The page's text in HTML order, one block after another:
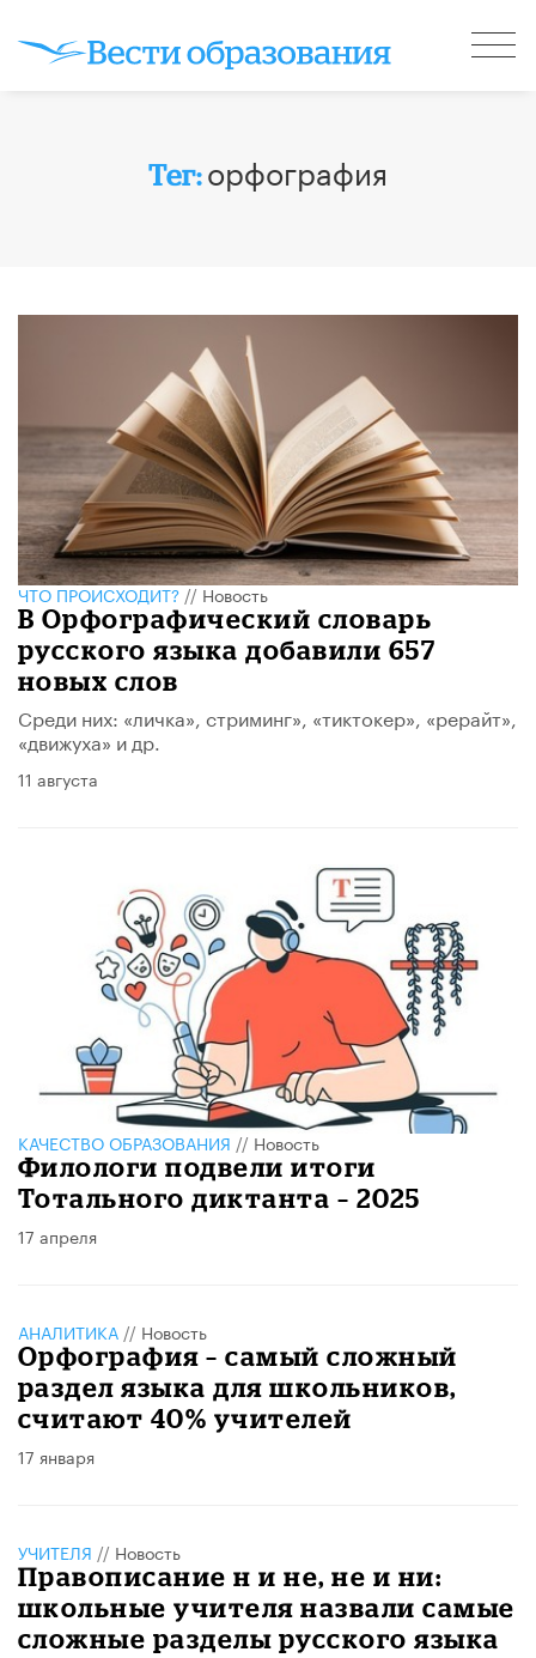
Тег:орфография
ЧТО ПРОИСХОДИТ?//Новость
В Орфографический словарь
русского языка добавили 657
новых слов
Среди них: «личка», стриминг», «тиктокер», «рерайт»,
«движуха» и др.
11 августа
КАЧЕСТВО ОБРАЗОВАНИЯ // Новость
Филологи подвели итоги
Тотального диктанта – 2025
17 апреля
АНАЛИТИКА // Новость
Орфография – самый сложный
раздел языка для школьников,
считают 40% учителей
17 января
УЧИТЕЛЯ // Новость
Правописание н и не, не и ни:
школьные учителя назвали самые
сложные разделы русского языка